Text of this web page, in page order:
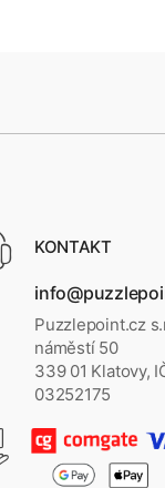
KONTAKT
Puzzlepoint.cz
náměstí 50
339 01 Klatovy,
03252175